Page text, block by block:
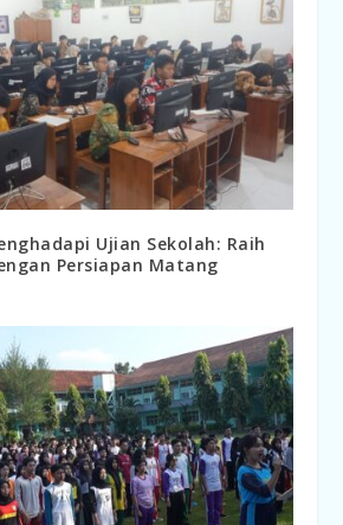
Ujian Sekolah: Raih
Persiapan Matang